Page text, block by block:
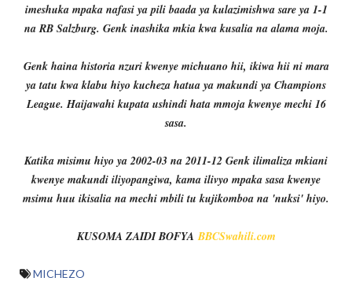
imeshuka mpaka nafasi ya pili baada ya kulazimishwa sare ya 1-1
na RB Salzburg. Genk inashika mkia kwa kusalia na alama moja.
Genk haina historia nzuri kwenye michuano hii, ikiwa hii ni mara
ya tatu kwa klabu hiyo kucheza hatua ya makundi ya Champions
League. Haijawahi kupata ushindi hata mmoja kwenye mechi 16
sasa.
Katika misimu hiyo ya 2002-03 na 2011-12 Genk ilimaliza mkiani
kwenye makundi iliyopangiwa, kama ilivyo mpaka sasa kwenye
msimu huu ikisalia na mechi mbili tu kujikomboa na 'nuksi' hiyo.
KUSOMA ZAIDI BOFYABBCSwahili.com
MICHEZO